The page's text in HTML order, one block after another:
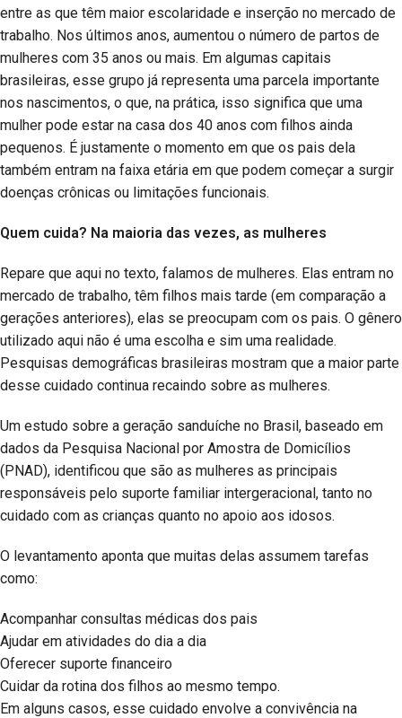
entre as que têm maior escolaridade e inserção no mercado de
trabalho. Nos últimos anos, aumentou o número de partos de
mulheres com 35 anos ou mais. Em algumas capitais
brasileiras, esse grupo já representa uma parcela importante
nos nascimentos, o que, na prática, isso significa que uma
mulher pode estar na casa dos 40 anos com filhos ainda
pequenos. É justamente o momento em que os pais dela
também entram na faixa etária em que podem começar a surgir
doenças crônicas ou limitações funcionais.
Quem cuida? Na maioria das vezes, as mulheres
Repare que aqui no texto, falamos de mulheres. Elas entram no
mercado de trabalho, têm filhos mais tarde (em comparação a
gerações anteriores), elas se preocupam com os pais. O gênero
utilizado aqui não é uma escolha e sim uma realidade.
Pesquisas demográficas brasileiras mostram que a maior parte
desse cuidado continua recaindo sobre as mulheres.
Um estudo sobre a geração sanduíche no Brasil, baseado em
dados da Pesquisa Nacional por Amostra de Domicílios
(PNAD), identificou que são as mulheres as principais
responsáveis pelo suporte familiar intergeracional, tanto no
cuidado com as crianças quanto no apoio aos idosos.
O levantamento aponta que muitas delas assumem tarefas
como:
Acompanhar consultas médicas dos pais
Ajudar em atividades do dia a dia
Oferecer suporte financeiro
Cuidar da rotina dos filhos ao mesmo tempo.
Em alguns casos, esse cuidado envolve a convivência na